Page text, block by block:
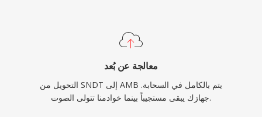
معالجة عن بُعد
التحويل من SNDT إلى AMB يتم بالكامل في السحابة.
جهازك يبقى مستجيباً بينما خوادمنا تتولى الصوت.